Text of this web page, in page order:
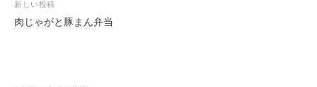
ビ
ゲ
新しい投稿
肉じゃがと豚まん弁当